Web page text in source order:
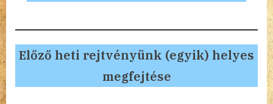
Előző heti rejtvényünk (egyik) helyes
megfejtése